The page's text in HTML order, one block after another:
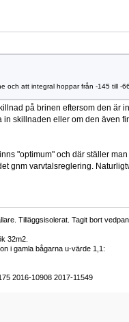
och att integral hoppar från -145 till -
på brinen eftersom den är
skillnaden eller om den även
"optimum" och där ställer
gnm varvtalsreglering.
Tilläggsisolerat. Tagit bort
32m2.
i gamla bågarna u-värde 1,1:
2016-10908 2017-11549